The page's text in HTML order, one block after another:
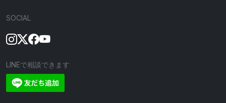
SOCIAL
LINEで相談できます